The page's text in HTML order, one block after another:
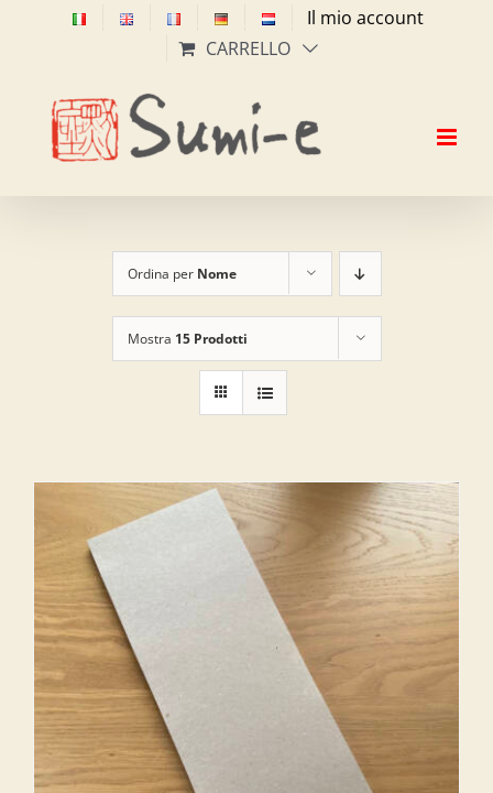
Il mio account
CARRELLO
Ordina per Nome
Mostra 15 Prodotti